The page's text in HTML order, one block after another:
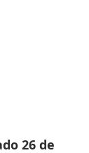
26 de